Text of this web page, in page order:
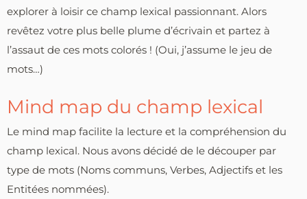
explorer à loisir ce champ lexical passionnant. Alors
revêtez votre plus belle plume d’écrivain et partez à
l’assaut de ces mots colorés ! (Oui, j’assume le jeu de
mots…)
Mind map du champ lexical
Le mind map facilite la lecture et la compréhension du
champ lexical. Nous avons décidé de le découper par
type de mots (Noms communs, Verbes, Adjectifs et les
Entitées nommées).